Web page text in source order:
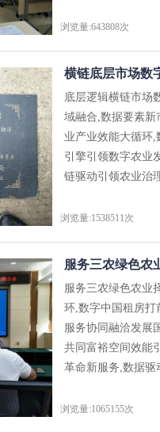
浏览量:643808次
横链底层市场数
底层逻辑横链市场
域融合,数据要素新
业产业效能大循环
引擎引领数字农业
链驱动引领农业治
浏览量:1538511次
服务三农绿色农
服务三农绿色农业
环,数字中国租房打
服务协同融洽发展
共同富裕空间效能
革命新服务,数据驱
浏览量:1065155次